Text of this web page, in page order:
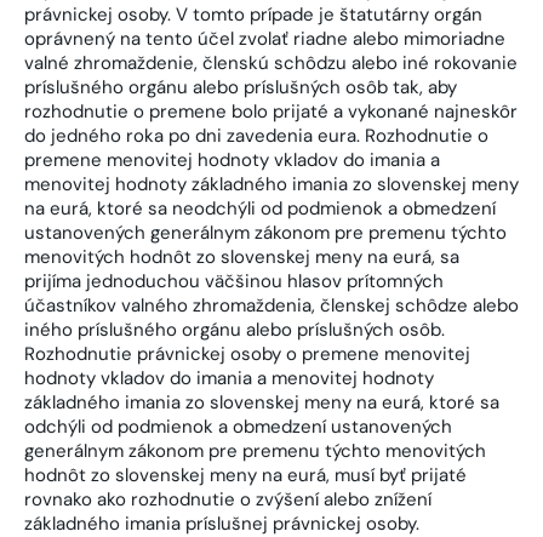
právnickej osoby. V tomto prípade je štatutárny orgán
oprávnený na tento účel zvolať riadne alebo mimoriadne
valné zhromaždenie, členskú schôdzu alebo iné rokovanie
príslušného orgánu alebo príslušných osôb tak, aby
rozhodnutie o premene bolo prijaté a vykonané najneskôr
do jedného roka po dni zavedenia eura. Rozhodnutie o
premene menovitej hodnoty vkladov do imania a
menovitej hodnoty základného imania zo slovenskej meny
na eurá, ktoré sa neodchýli od podmienok a obmedzení
ustanovených generálnym zákonom pre premenu týchto
menovitých hodnôt zo slovenskej meny na eurá, sa
prijíma jednoduchou väčšinou hlasov prítomných
účastníkov valného zhromaždenia, členskej schôdze alebo
iného príslušného orgánu alebo príslušných osôb.
Rozhodnutie právnickej osoby o premene menovitej
hodnoty vkladov do imania a menovitej hodnoty
základného imania zo slovenskej meny na eurá, ktoré sa
odchýli od podmienok a obmedzení ustanovených
generálnym zákonom pre premenu týchto menovitých
hodnôt zo slovenskej meny na eurá, musí byť prijaté
rovnako ako rozhodnutie o zvýšení alebo znížení
základného imania príslušnej právnickej osoby.